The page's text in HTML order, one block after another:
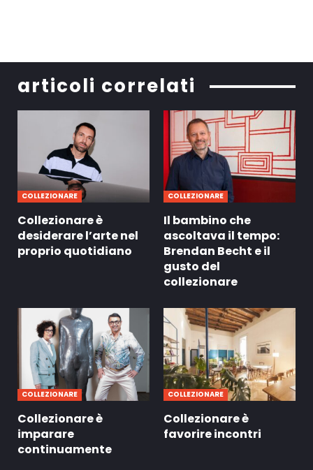
articoli correlati
COLLEZIONARE
Collezionare è
desiderare l’arte nel
proprio quotidiano
COLLEZIONARE
Il bambino che
ascoltava il tempo:
Brendan Becht e il
gusto del
collezionare
COLLEZIONARE
Collezionare è
imparare
continuamente
COLLEZIONARE
Collezionare è
favorire incontri